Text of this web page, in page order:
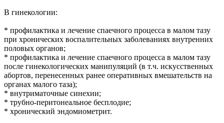
В гинекологии:
* профилактика и лечение спаечного процесса в малом тазу
при хронических воспалительных заболеваниях внутренних
половых органов;
* профилактика и лечение спаечного процесса в малом тазу
после гинекологических манипуляций (в т.ч. искусственных
абортов, перенесенных ранее оперативных вмешательств на
органах малого таза);
* внутриматочные синехии;
* трубно-перитонеальное бесплодие;
* хронический эндомиометрит.